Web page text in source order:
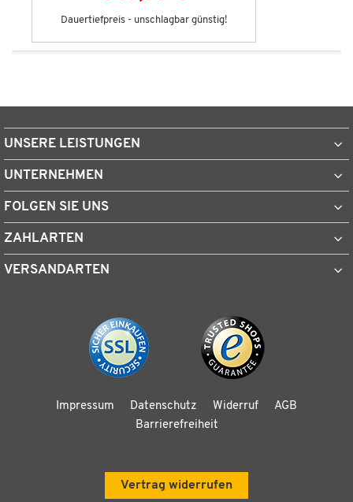
Dauertiefpreis - unschlagbar günstig!
UNSERE LEISTUNGEN
UNTERNEHMEN
FOLGEN SIE UNS
ZAHLARTEN
VERSANDARTEN
Impressum Datenschutz Widerruf
AGB
Barrierefreiheit
Vertrag widerrufen